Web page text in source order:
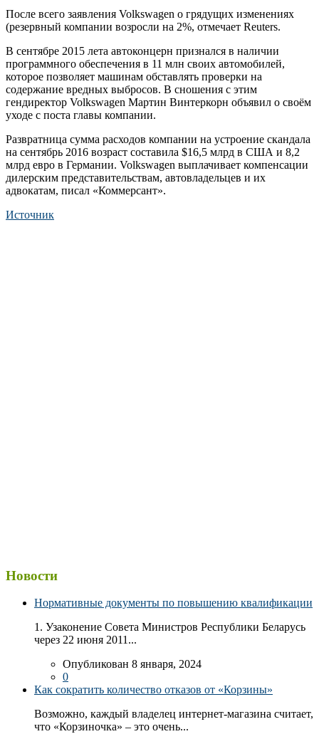
После всего заявления Volkswagen о грядущих изменениях
(резервный компании возросли на 2%, отмечает Reuters.
В сентябре 2015 лета автоконцерн признался в наличии
программного обеспечения в 11 млн своих автомобилей,
которое позволяет машинам обставлять проверки на
содержание вредных выбросов. В сношения с этим
гендиректор Volkswagen Мартин Винтеркорн объявил о своём
уходе с поста главы компании.
Развратница сумма расходов компании на устроение скандала
на сентябрь 2016 возраст составила $16,5 млрд в США и 8,2
млрд евро в Германии. Volkswagen выплачивает компенсации
дилерским представительствам, автовладельцев и их
адвокатам, писал «Коммерсант».
Источник
Новости
Нормативные документы по повышению квалификации
1. Узаконение Совета Министров Республики Беларусь
через 22 июня 2011...
Опубликован 8 января, 2024
0
Как сократить количество отказов от «Корзины»
Возможно, каждый владелец интернет-магазина считает,
что «Корзиночка» – это очень...